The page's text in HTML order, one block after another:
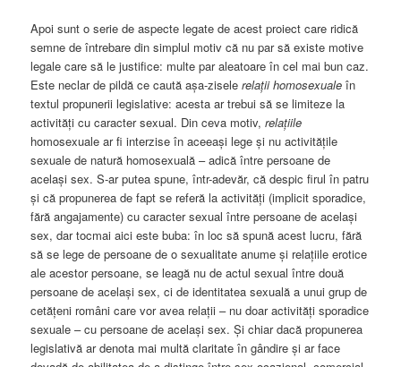
Apoi sunt o serie de aspecte legate de acest proiect care ridică
semne de întrebare din simplul motiv că nu par să existe motive
legale care să le justifice: multe par aleatoare în cel mai bun caz.
Este neclar de pildă ce caută așa-ziselerelații homosexuale în
textul propunerii legislative: acesta ar trebui să se limiteze la
activități cu caracter sexual. Din ceva motiv,relațiile
homosexuale ar fi interzise în aceeași lege și nu activitățile
sexuale de natură homosexuală – adică între persoane de
același sex. S-ar putea spune, într-adevăr, că despic firul în patru
și că propunerea de fapt se referă la activități (implicit sporadice,
fără angajamente) cu caracter sexual între persoane de același
sex, dar tocmai aici este buba: în loc să spună acest lucru, fără
să se lege de persoane de o sexualitate anume și relațiile erotice
ale acestor persoane, se leagă nu de actul sexual între două
persoane de același sex, ci de identitatea sexuală a unui grup de
cetățeni români care vor avea relații – nu doar activități sporadice
sexuale – cu persoane de același sex. Și chiar dacă propunerea
legislativă ar denota mai multă claritate în gândire și ar face